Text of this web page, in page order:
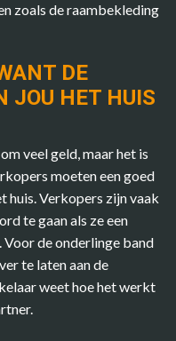
zoals de raambekleding
DE
JOU HET HUIS
veel geld, maar het is
moeten een goed
huis. Verkopers zijn vaak
te gaan als ze een
de onderlinge band
te laten aan de
weet hoe het werkt